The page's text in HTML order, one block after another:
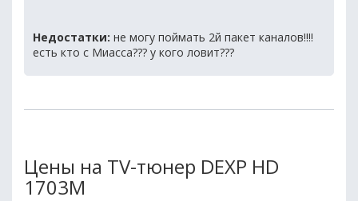
Недостатки: не могу поймать 2й пакет каналов!!!!
есть кто с Миасса??? у кого ловит???
Цены на TV-тюнер DEXP HD
1703M